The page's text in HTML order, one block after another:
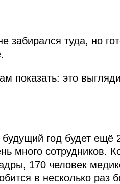
забирался туда, но
показать: это
год будет ещё
много сотрудников.
170 человек
в несколько раз